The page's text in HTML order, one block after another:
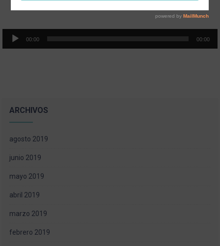
Reproductor
00:00 00:00
ARCHIVOS
agosto 2019
junio 2019
mayo 2019
abril 2019
marzo 2019
febrero 2019